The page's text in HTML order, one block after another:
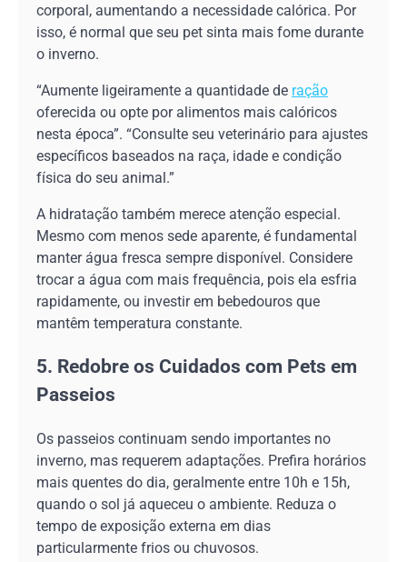
corporal, aumentando a necessidade calórica. Por
isso, é normal que seu pet sinta mais fome durante
o inverno.
“Aumente ligeiramente a quantidade de ração
oferecida ou opte por alimentos mais calóricos
nesta época”. “Consulte seu veterinário para ajustes
específicos baseados na raça, idade e condição
física do seu animal.”
A hidratação também merece atenção especial.
Mesmo com menos sede aparente, é fundamental
manter água fresca sempre disponível. Considere
trocar a água com mais frequência, pois ela esfria
rapidamente, ou investir em bebedouros que
mantêm temperatura constante.
5. Redobre os Cuidados com Pets em
Passeios
Os passeios continuam sendo importantes no
inverno, mas requerem adaptações. Prefira horários
mais quentes do dia, geralmente entre 10h e 15h,
quando o sol já aqueceu o ambiente. Reduza o
tempo de exposição externa em dias
particularmente frios ou chuvosos.